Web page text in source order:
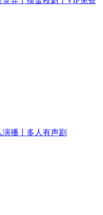
播丨多人有声剧